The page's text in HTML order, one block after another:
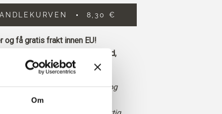
Om
8,30 €
og få gratis frakt innen EU!
legges inn før kl. 13.00 norsk tid,
kjølig blåfarge med et klart og